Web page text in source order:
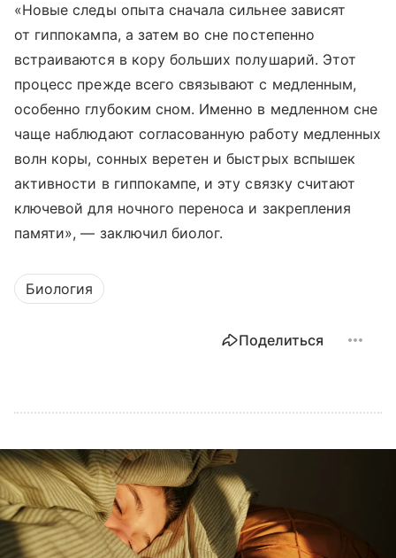
«Новые следы опыта сначала сильнее зависят
от гиппокампа, а затем во сне постепенно
встраиваются в кору больших полушарий. Этот
процесс прежде всего связывают с медленным,
особенно глубоким сном. Именно в медленном сне
чаще наблюдают согласованную работу медленных
волн коры, сонных веретен и быстрых вспышек
активности в гиппокампе, и эту связку считают
ключевой для ночного переноса и закрепления
памяти», — заключил биолог.
Биология
Поделиться